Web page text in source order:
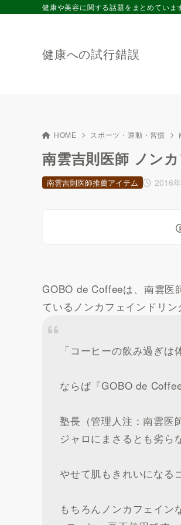
健康への試行錯誤
健康や美容に関する話題をまとめてい
HOME スポーツ・運動・習慣
南雲吉則医師 ノン
2016
南雲吉則医師推薦アイテム
GOBO de Coffeeは、南雲医
ているノンカフェインドリン
「コーヒーの飲み過ぎ
ならば『GOBO de Coffee
塾長（管理人注：南雲医
ジャロにまさるとも劣ら
やせて肌もきれいになる
もちろんノンカフェイン